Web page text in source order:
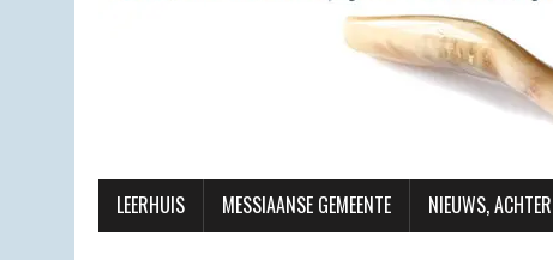
LEERHUIS MESSIAANSE GEMEENTE NIEUWS,